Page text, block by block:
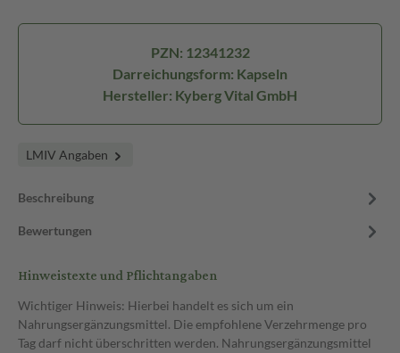
PZN: 12341232
Darreichungsform: Kapseln
Hersteller: Kyberg Vital GmbH
LMIV Angaben
Beschreibung
Bewertungen
Hinweistexte und Pflichtangaben
Wichtiger Hinweis: Hierbei handelt es sich um ein
Nahrungsergänzungsmittel. Die empfohlene Verzehrmenge pro
Tag darf nicht überschritten werden. Nahrungsergänzungsmittel